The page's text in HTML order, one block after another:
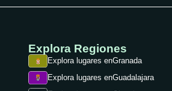
Explora Regiones
Explora lugares enGranada
Explora lugares enGuadalajara